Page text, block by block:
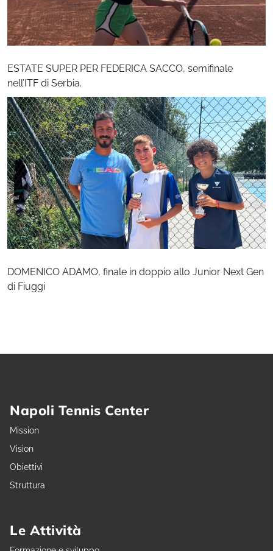
ESTATE SUPER PER FEDERICA SACCO, semifinale
nell’ITF di Serbia.
DOMENICO ADAMO, finale in doppio allo Junior Next Gen
di Fiuggi
Napoli Tennis Center
Mission
Vision
Obiettivi
Struttura
Le Attività